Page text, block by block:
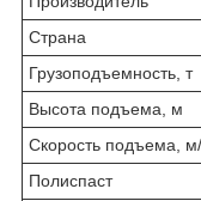
Страна
Грузоподъемность, т
Высота подъема, м
Скорость подъема,
Полиспаст